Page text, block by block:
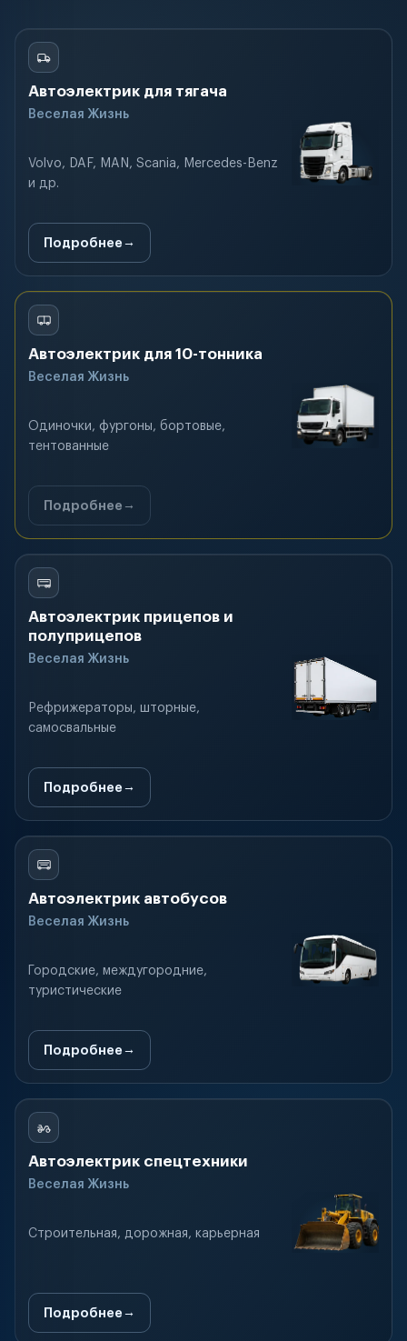
Автоэлектрик для тягача
Веселая Жизнь
Volvo, DAF, MAN, Scania, Mercedes-Benz
и др.
Подробнее
Автоэлектрик для 10-тонника
Веселая Жизнь
Одиночки, фургоны, бортовые,
тентованные
Подробнее
Автоэлектрик прицепов и
полуприцепов
Веселая Жизнь
Рефрижераторы, шторные,
самосвальные
Подробнее
Автоэлектрик автобусов
Веселая Жизнь
Городские, междугородние,
туристические
Подробнее
Автоэлектрик спецтехники
Веселая Жизнь
Строительная, дорожная, карьерная
Подробнее